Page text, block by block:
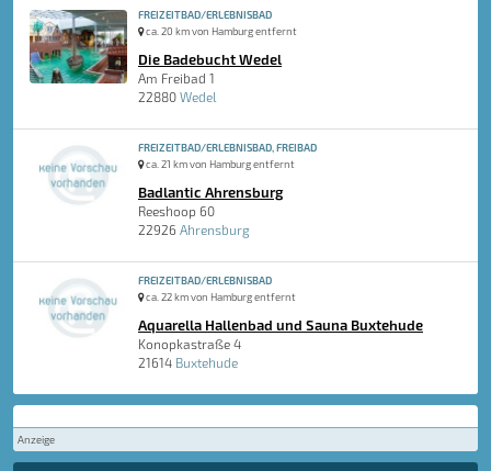
FREIZEITBAD/ERLEBNISBAD
ca. 20 km von Hamburg entfernt
Die Badebucht Wedel
Am Freibad 1
22880 Wedel
FREIZEITBAD/ERLEBNISBAD, FREIBAD
ca. 21 km von Hamburg entfernt
Badlantic Ahrensburg
Reeshoop 60
22926 Ahrensburg
FREIZEITBAD/ERLEBNISBAD
ca. 22 km von Hamburg entfernt
Aquarella Hallenbad und Sauna Buxtehude
Konopkastraße 4
21614 Buxtehude
Anzeige